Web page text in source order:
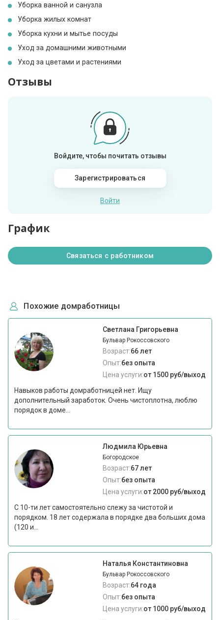
Уборка ванной и санузла
Уборка жилых комнат
Уборка кухни и мытье посуды
Уход за домашними животными
Уход за цветами и растениями
Отзывы
Войдите, чтобы почитать отзывы
Зарегистрироваться
Войти
График
Связаться с работником
Похожие домработницы
Светлана Григорьевна
Бульвар Рокоссовского
Возраст:66 лет
Опыт:без опыта
Цена услуги:от 1500 руб/выход
Навыков работы домработницей нет. Ищу
дополнительный заработок. Очень чистоплотна, люблю
порядок в доме...
Людмила Юрьевна
Богородское
Возраст:67 лет
Опыт:без опыта
Цена услуги:от 2000 руб/выход
С 10-ти лет самостоятельно слежу за чистотой и
порядком. 18 лет содержала в порядке два больших дома
(120 и...
Наталья Константиновна
Бульвар Рокоссовского
Возраст:64 года
Опыт:без опыта
Цена услуги:от 1000 руб/выход